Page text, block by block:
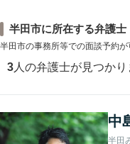
半田市に所在する弁護士
半田市の事務所等での面談予約が
3 人の弁護士が見つかり
中
半田